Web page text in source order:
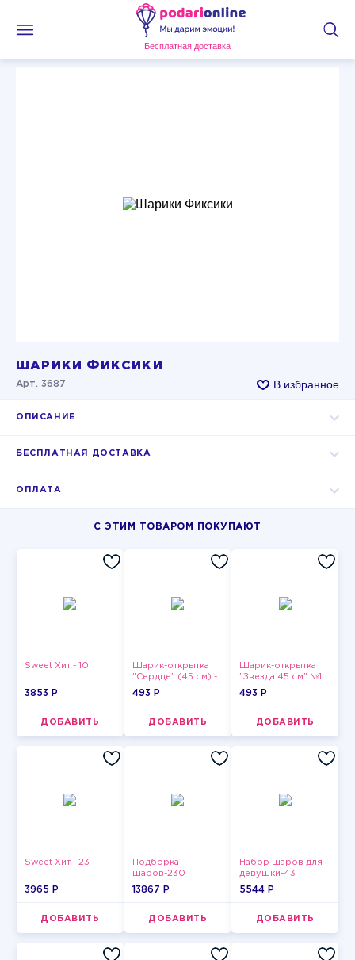
Бесплатная доставка
ШАРИКИ ФИКСИКИ
Арт. 3687 В избранное
ОПИСАНИЕ
БЕСПЛАТНАЯ ДОСТАВКА
ОПЛАТА
С ЭТИМ ТОВАРОМ ПОКУПАЮТ
Sweet Хит - 10
3853 P
ДОБАВИТЬ
Шарик-открытка
"Сердце" (45 см) -
2
493 P
ДОБАВИТЬ
Шарик-открытка
"Звезда 45 см" №1
493 P
ДОБАВИТЬ
Sweet Хит - 23
3965 P
ДОБАВИТЬ
Подборка
шаров-230
13867 P
ДОБАВИТЬ
Набор шаров для
девушки-43
5544 P
ДОБАВИТЬ